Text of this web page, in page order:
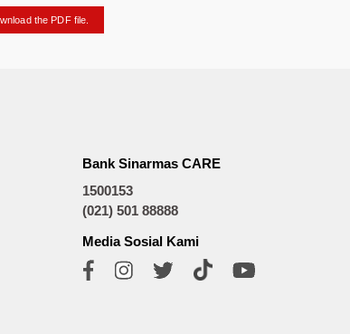
the PDF file.
Bank Sinarmas CARE
1500153
(021) 501 88888
Media Sosial Kami